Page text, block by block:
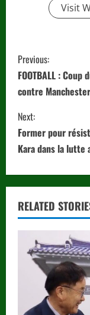
Visit
C
o
n
t
i
n
u
e
R
Previous:
FOOTBALL :
contre
Next:
Former pour
Kara dans la
RELATED